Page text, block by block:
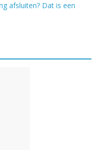
afsluiten? Dat is een